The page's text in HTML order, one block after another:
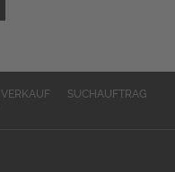
VERKAUF
SUCHAUFTRAG